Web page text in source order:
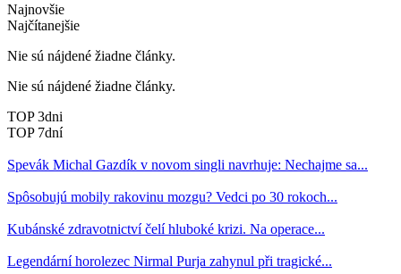
Najnovšie
Najčítanejšie
Nie sú nájdené žiadne články.
Nie sú nájdené žiadne články.
TOP 3dni
TOP 7dní
Spevák Michal Gazdík v novom singli navrhuje: Nechajme sa...
Spôsobujú mobily rakovinu mozgu? Vedci po 30 rokoch...
Kubánské zdravotnictví čelí hluboké krizi. Na operace...
Legendární horolezec Nirmal Purja zahynul při tragické...